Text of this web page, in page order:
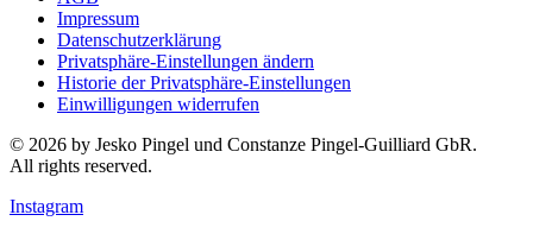
Impressum
Datenschutzerklärung
Privatsphäre-Einstellungen ändern
Historie der Privatsphäre-Einstellungen
Einwilligungen widerrufen
© 2026 by Jesko Pingel und Constanze Pingel-Guilliard GbR.
All rights reserved.
Instagram